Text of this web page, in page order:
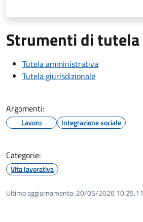
Strumenti di tutela
Tutela amministrativa
Tutela giurisdizionale
Argomenti:
Lavoro Integrazione sociale
Categorie:
Vita lavorativa
Ultimo aggiornamento: 20/05/2026 10:25.11